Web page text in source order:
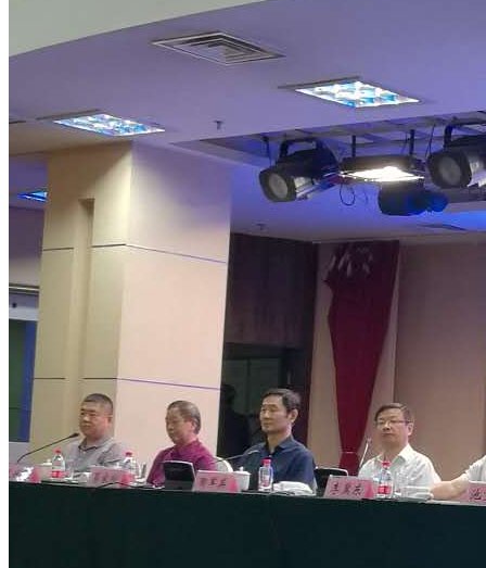
视觉文化
视觉文化
汗血马助力新疆文旅
北屯市185团巡游
伊犁霍城县晃晃
阿勒泰北屯市巡游 阿勒泰布尔津县巡游
伊犁昭苏巡游
赛里木湖巡游
野马美术馆 陨石 硅化木 客房 汗血马基地
大厅 国家记忆A馆 国家记忆B馆 红山玉馆 酒店大厅
场餐厅 健身房 办公区域 小厨 酒窖
精彩视频
丝路驿站·野马激光秀 寻味腊八 欢聚暖冬
繁